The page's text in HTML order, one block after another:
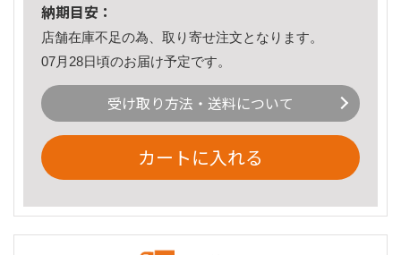
納期目安：
店舗在庫不足の為、取り寄せ注文となります。
07月28日頃のお届け予定です。
受け取り方法・送料について
カートに入れる